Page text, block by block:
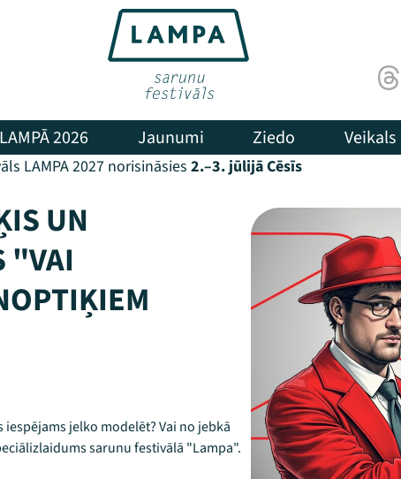
2026 Jaunumi Ziedo Veikals
LAMPA 2027 norisināsies 2.–3. jūlijā Cēsīs
UN
"VAI
jelko modelēt? Vai no jebkā
sarunu festivālā "Lampa".